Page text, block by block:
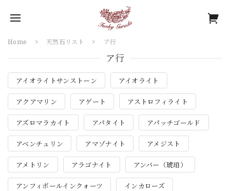
Home 天然石リスト ア行
ア行
アイオライトサンストーン アイオライト
アクアマリン アゲート アストロフィライト
アズロマラカイト アパタイト アパッチゴールド
アベンチュリン アマゾナイト アメジスト
アメトリン アラゴナイト アンバー（琥珀）
アンフィボールインクォーツ インカローズ